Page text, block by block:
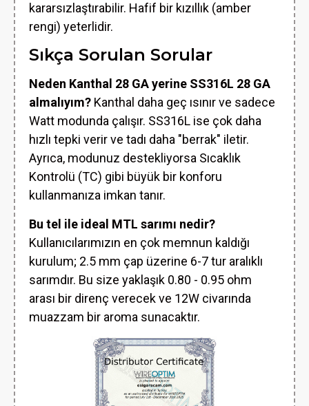
kararsızlaştırabilir. Hafif bir kızıllık (amber
rengi) yeterlidir.
Sıkça Sorulan Sorular
Neden Kanthal 28 GA yerine SS316L 28 GA
almalıyım? Kanthal daha geç ısınır ve sadece
Watt modunda çalışır. SS316L ise çok daha
hızlı tepki verir ve tadı daha "berrak" iletir.
Ayrıca, modunuz destekliyorsa Sıcaklık
Kontrolü (TC) gibi büyük bir konforu
kullanmanıza imkan tanır.
Bu tel ile ideal MTL sarımı nedir?
Kullanıcılarımızın en çok memnun kaldığı
kurulum; 2.5 mm çap üzerine 6-7 tur aralıklı
sarımdır. Bu size yaklaşık 0.80 - 0.95 ohm
arası bir direnç verecek ve 12W civarında
muazzam bir aroma sunacaktır.